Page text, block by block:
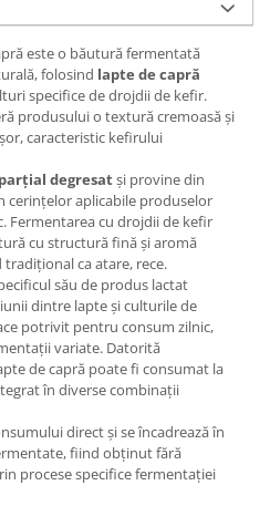
este o băutură fermentată
folosind lapte de capră
specifice de drojdii de kefir.
produsului o textură cremoasă și
caracteristic kefirului
parțial degresatși provine din
cerințelor aplicabile produselor
Fermentarea cu drojdii de kefir
cu structură fină și aromă
ca atare, rece.
său de produs lactat
dintre lapte și culturile de
potrivit pentru consum zilnic,
variate. Datorită
de capră poate fi consumat la
în diverse combinații
direct și se încadrează în
fiind obținut fără
procese specifice fermentației